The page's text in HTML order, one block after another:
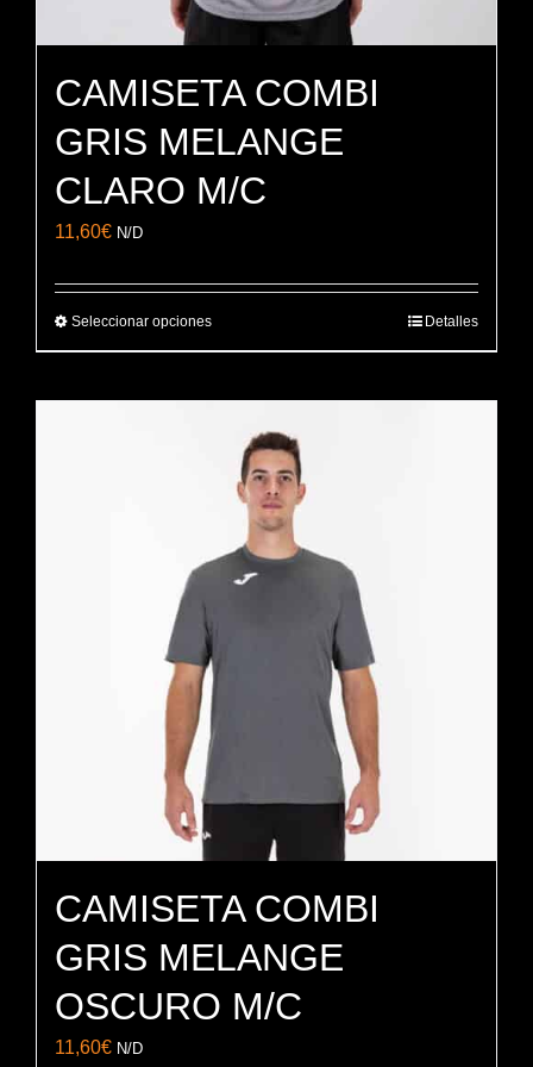
CAMISETA COMBI
GRIS MELANGE
CLARO M/C
11,60€ N/D
Seleccionar opcionesEste
producto
variantes.
Las
opciones
se
elegir
en
la
página
Detalles
CAMISETA COMBI
GRIS MELANGE
OSCURO M/C
11,60€ N/D